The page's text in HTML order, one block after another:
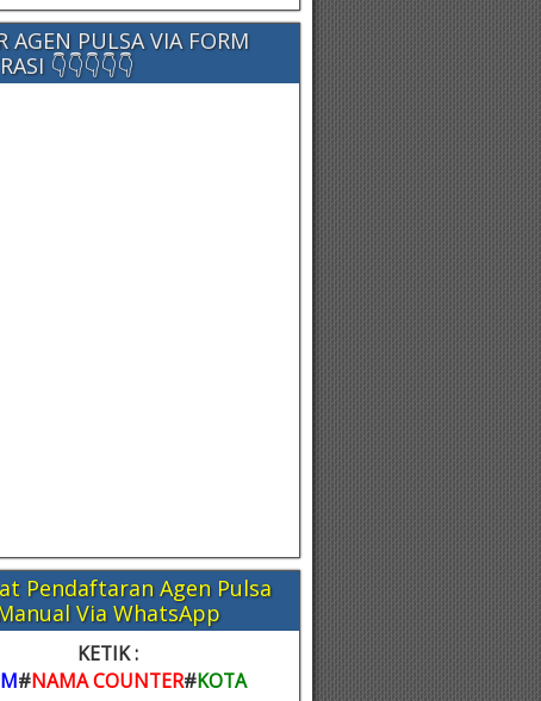
AGEN PULSA VIA FORM
👇👇👇👇👇
Pendaftaran Agen Pulsa
Via WhatsApp
KETIK :
#NAMA COUNTER#KOTA